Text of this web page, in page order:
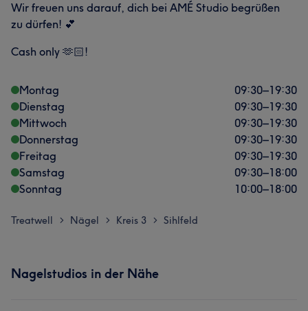
Wir freuen uns darauf, dich bei AMÉ Studio begrüßen
zu dürfen! 💕
Cash only 🫶🏻!
Montag 09:30–19:30
Dienstag
09:30–19:30
Mittwoch
09:30–19:30
Donnerstag
09:30–19:30
Freitag
09:30–19:30
Samstag
09:30–18:00
Sonntag
10:00–18:00
Treatwell > Nägel > Kreis 3 > Sihlfeld
Nagelstudios in der Nähe